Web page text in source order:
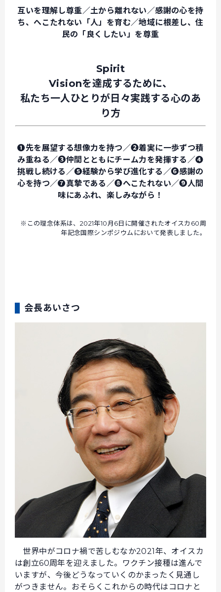
互いを理解し尊重／土から離れない／感謝の心を持
ち、へこたれない「人」を育む／地域に根差し、住
民の「良くしたい」を尊重
Spirit
Visionを達成するために、
私たち一人ひとりが日々実践する心のあ
り方
❶先を展望する想像力を持つ／❷着実に一歩ずつ積
み重ねる／❸仲間とともにチーム力を発揮する／❹
挑戦し続ける／❺経験から学び進化する／❻感謝の
心を持つ／❼真摯である／❽へこたれない／❾人間
味にあふれ、楽しみながら！
※この理念体系は、2021年10月6日に開催されたオイスカ60周
年記念国際シンポジウムにおいて発表しました。
会長あいさつ
世界中がコロナ禍で苦しむなか2021年、オイスカ
は創立60周年を迎えました。ワクチン接種は進んで
いますが、今後どうなっていくのかまったく見通し
がつきません。おそらくこれからの時代はコロナと